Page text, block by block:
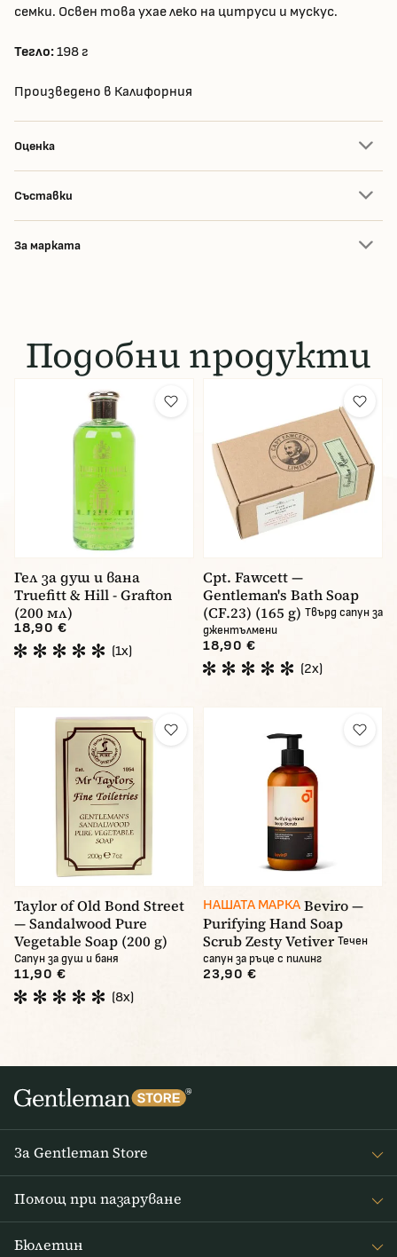
семки. Освен това ухае леко на цитруси и мускус.
Тегло:198 г
Произведено в Калифорния
Оценка
Съставки
За марката
Подобни продукти
Гел за душ и вана
Truefitt & Hill - Grafton
(200 мл)
18,90 €
(1x)
Cpt. Fawcett —
Gentleman's Bath Soap
(CF.23) (165 g) Твърд сапун за
джентълмени
18,90 €
(2x)
Taylor of Old Bond Street
— Sandalwood Pure
Vegetable Soap (200 g)
Сапун за душ и баня
11,90 €
(8x)
НАШАТА МАРКА Beviro —
Purifying Hand Soap
Scrub Zesty Vetiver Течен
сапун за ръце с пилинг
23,90 €
За Gentleman Store
Помощ при пазаруване
Бюлетин